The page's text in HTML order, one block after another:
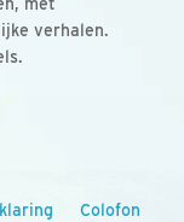
met
verhalen.
Colofon